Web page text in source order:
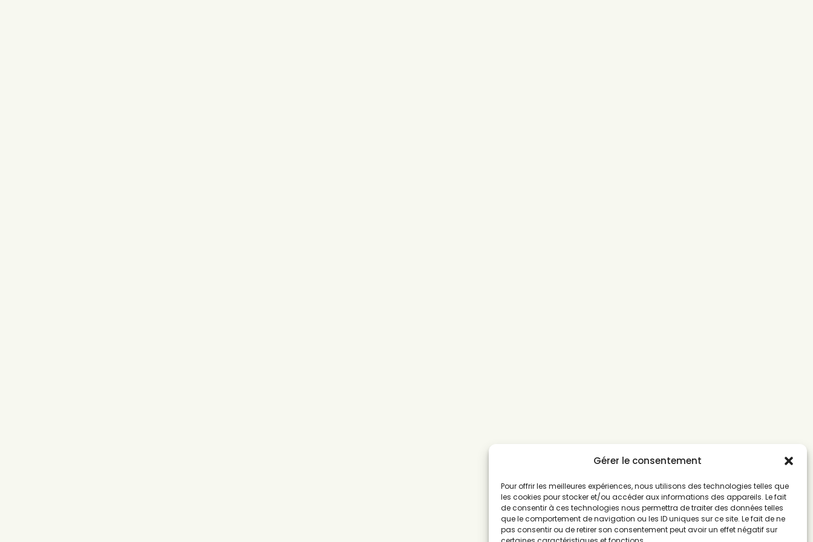
Gérer le consentement
Pour offrir les meilleures expériences, nous utilisons des technologies telles que
les cookies pour stocker et/ou accéder aux informations des appareils. Le fait
de consentir à ces technologies nous permettra de traiter des données telles
que le comportement de navigation ou les ID uniques sur ce site. Le fait de ne
pas consentir ou de retirer son consentement peut avoir un effet négatif sur